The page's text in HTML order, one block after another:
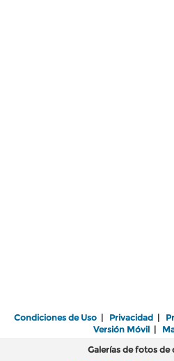
Condiciones de Uso | Privacidad |
Versión Móvil|
Galerías de fotos de